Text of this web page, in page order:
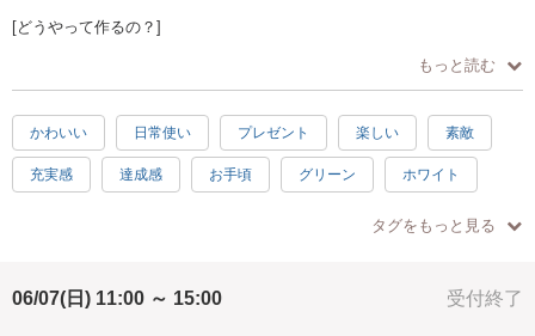
[どうやって作るの？]
・平結び、巻き結び、タッチング結び、ねじり結び、まとめ結び、リー
フノット、四つ組、焼き留めが学べます。
[作品仕様]
・ピアス高さ/約5〜13センチ 幅/1〜5センチ
・バングル長さ約20センチ（フリーサイズ）
＊所要時間は個人差があります。
4時間で終わらない場合もございますので時間に余裕を持ってご参加くだ
もっと読む
かわいい 日常使い プレゼント 楽しい 素敵
充実感 達成感 お手頃 グリーン ホワイト
汚れない
パープル 水色
タグをもっと見る
受付終了
06/07(日) 11:00 ～ 15:00